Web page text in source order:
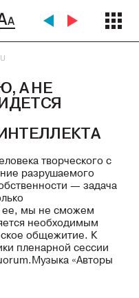
А НЕ
творческого с
разрушаемого
— задача
ее, мы не сможем
необходимым
общежитие. К
пленарной сессии
«Авторы